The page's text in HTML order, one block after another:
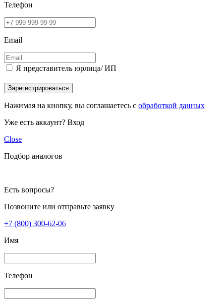
Телефон
Email
Я представитель юрлица/ ИП
Зарегистрироваться
Нажимая на кнопку, вы соглашаетесь с обработкой данных
Уже есть аккаунт? Вход
Close
Подбор аналогов
Есть вопросы?
Позвоните или отправьте заявку
+7 (800) 300-62-06
Имя
Телефон